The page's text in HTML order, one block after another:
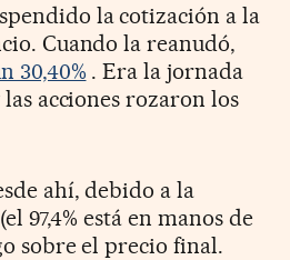
la cotización a la
Cuando la reanudó,
30,40% . Era la jornada
acciones rozaron los
ahí, debido a la
97,4% está en manos de
sobre el precio final.